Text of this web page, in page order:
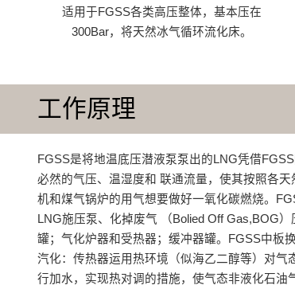
适用于FGSS各类高压整体，基本压在
300Bar，将天然冰气循环流化床。
工作原理
FGSS是将地温底压潜液泵泵出的LNG凭借
必然的气压、温湿度和 联通流量，使其按照各
机和煤气锅炉的用气想要做好一氧化碳燃烧。
LNG施压泵、化掉废气 （Bolied Off Gas,BOG
罐；气化炉器和受热器；缓冲器罐。FGSS中板
汽化‌：传热器运用热环境（似海乙二醇等）对气
行加水，实现热对调的措施，使气态非液化石油